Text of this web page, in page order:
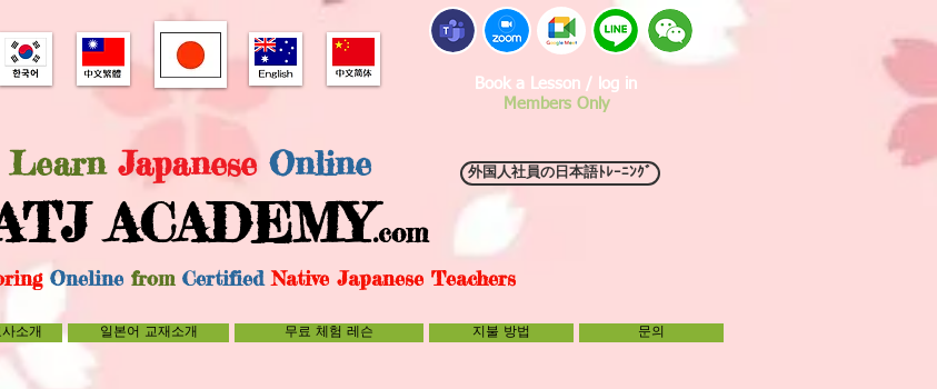
Book a Lesson / log in
Members Only
Learn Japanese Online
ACADEMY.com
Onelinefrom Certified Native Japanese Teachers
外国人社員の日本語ﾄﾚｰﾆﾝｸﾞ
소개 일본어 교재소개 무료 체험 레슨 지불 방법 문의